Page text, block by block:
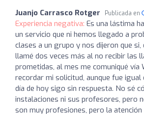
Juanjo Carrasco Rotger Publicada en
Experiencia negativa: Es una lástima
un servicio que ni hemos llegado a
clases a un grupo y nos dijeron que si,
llamé dos veces más al no recibir las
prometidas, al mes me comuniqué vía
recordar mi solicitud, aunque fue igual
día de hoy sigo sin respuesta. No sé
instalaciones ni sus profesores, pero
son muy profesiones, pero la atención